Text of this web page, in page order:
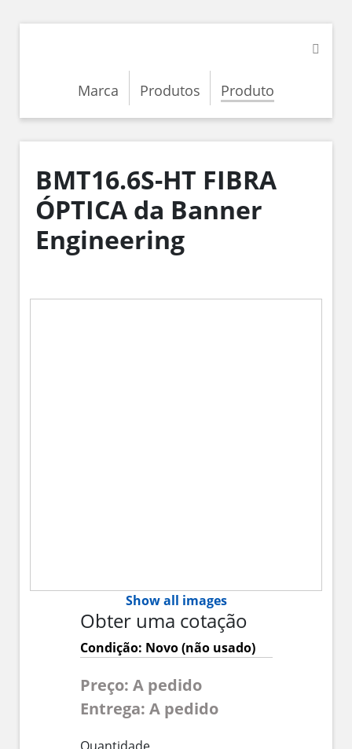
Marca Produtos Produto
BMT16.6S-HT FIBRA
ÓPTICA da Banner
Engineering
Show all images
Obter uma cotação
Condição: Novo (não usado)
Preço: A pedido
Entrega: A pedido
Quantidade